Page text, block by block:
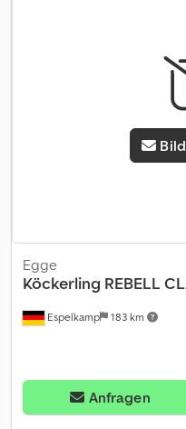
Espelkamp 183 km
Egge
Köckerling REBELL
Anfragen